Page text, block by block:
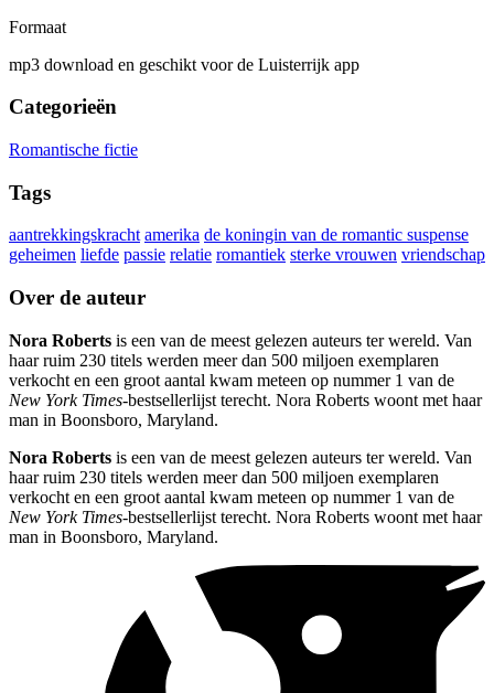
Formaat
mp3 download en geschikt voor de Luisterrijk app
Categorieën
Romantische fictie
Tags
aantrekkingskracht amerika de koningin van de romantic suspense
geheimen liefde passie relatie romantiek sterke vrouwen vriendschap
Over de auteur
Nora Roberts is een van de meest gelezen auteurs ter wereld. Van
haar ruim 230 titels werden meer dan 500 miljoen exemplaren
verkocht en een groot aantal kwam meteen op nummer 1 van de
New York Times-bestsellerlijst terecht. Nora Roberts woont met haar
man in Boonsboro, Maryland.
Nora Roberts is een van de meest gelezen auteurs ter wereld. Van
haar ruim 230 titels werden meer dan 500 miljoen exemplaren
verkocht en een groot aantal kwam meteen op nummer 1 van de
New York Times-bestsellerlijst terecht. Nora Roberts woont met haar
man in Boonsboro, Maryland.